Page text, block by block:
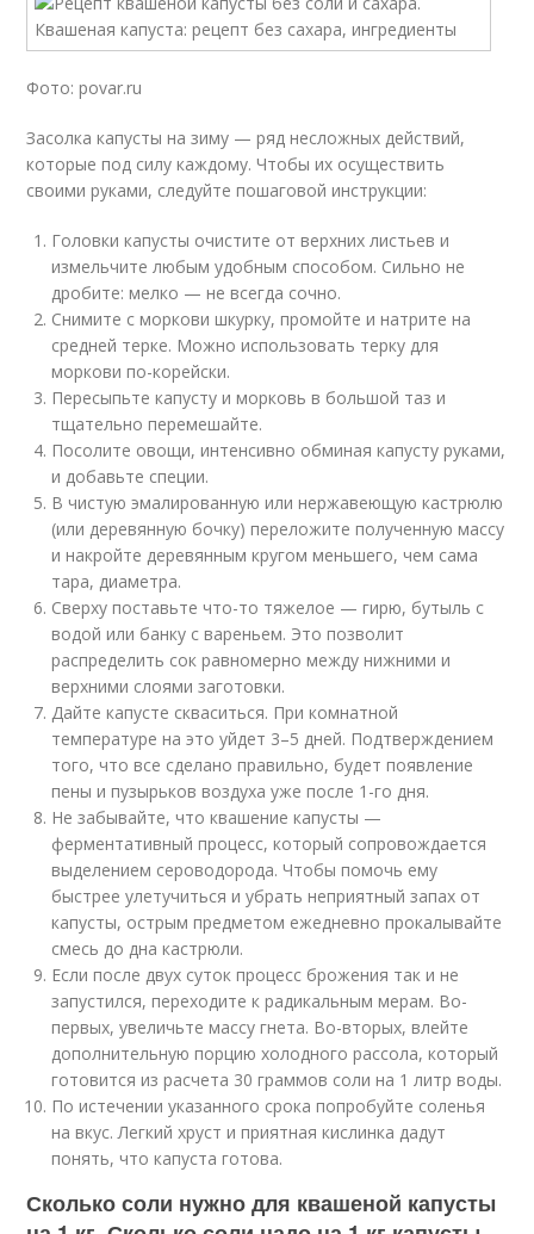
Фото: povar.ru
Засолка капусты на зиму — ряд несложных действий,
которые под силу каждому. Чтобы их осуществить
своими руками, следуйте пошаговой инструкции:
Головки капусты очистите от верхних листьев и
измельчите любым удобным способом. Сильно не
дробите: мелко — не всегда сочно.
Снимите с моркови шкурку, промойте и натрите на
средней терке. Можно использовать терку для
моркови по-корейски.
Пересыпьте капусту и морковь в большой таз и
тщательно перемешайте.
Посолите овощи, интенсивно обминая капусту руками,
и добавьте специи.
В чистую эмалированную или нержавеющую кастрюлю
(или деревянную бочку) переложите полученную массу
и накройте деревянным кругом меньшего, чем сама
тара, диаметра.
Сверху поставьте что-то тяжелое — гирю, бутыль с
водой или банку с вареньем. Это позволит
распределить сок равномерно между нижними и
верхними слоями заготовки.
Дайте капусте скваситься. При комнатной
температуре на это уйдет 3–5 дней. Подтверждением
того, что все сделано правильно, будет появление
пены и пузырьков воздуха уже после 1-го дня.
Не забывайте, что квашение капусты —
ферментативный процесс, который сопровождается
выделением сероводорода. Чтобы помочь ему
быстрее улетучиться и убрать неприятный запах от
капусты, острым предметом ежедневно прокалывайте
смесь до дна кастрюли.
Если после двух суток процесс брожения так и не
запустился, переходите к радикальным мерам. Во-
первых, увеличьте массу гнета. Во-вторых, влейте
дополнительную порцию холодного рассола, который
готовится из расчета 30 граммов соли на 1 литр воды.
По истечении указанного срока попробуйте соленья
на вкус. Легкий хруст и приятная кислинка дадут
понять, что капуста готова.
Сколько соли нужно для квашеной капусты